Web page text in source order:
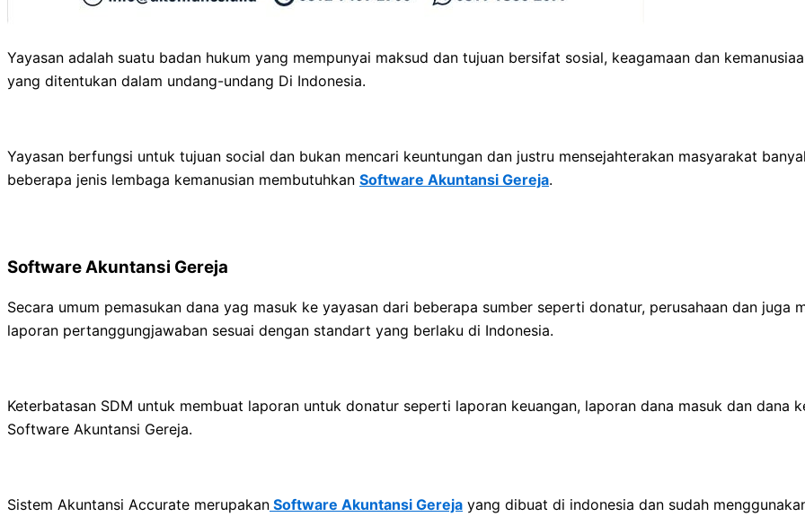
Yayasan adalah suatu badan hukum yang mempunyai maksud dan tujuan bersifat sosial, keagamaan dan
yang ditentukan dalam undang-undang Di Indonesia.
Yayasan berfungsi untuk tujuan social dan bukan mencari keuntungan dan justru mensejahterakan masyarakat
beberapa jenis lembaga kemanusian membutuhkan Software Akuntansi Gereja.
Software Akuntansi Gereja
Secara umum pemasukan dana yag masuk ke yayasan dari beberapa sumber seperti donatur, perusahaan dan juga
laporan pertanggungjawaban sesuai dengan standart yang berlaku di Indonesia.
Keterbatasan SDM untuk membuat laporan untuk donatur seperti laporan keuangan, laporan dana masuk dan dana
Software Akuntansi Gereja.
Sistem Akuntansi Accurate merupakan Software Akuntansi Gereja yang dibuat di indonesia dan sudah